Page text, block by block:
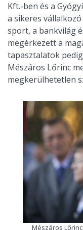
Kft.-ben és a
a sikeres
sport, a bankvilág
megérkezett a
tapasztalatok
Mészáros Lőrinc
megkerülhetetlen
Mészáros